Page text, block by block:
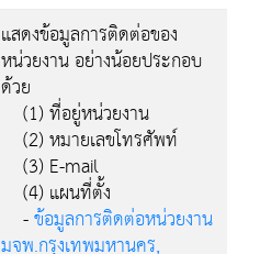
แสดงข้อมูลการติดต่อของ
หน่วยงาน อย่างน้อยประกอบ
ด้วย
(1) ที่อยู่หน่วยงาน
(2) หมายเลขโทรศัพท์
(3) E-mail
(4) แผนที่ตั้ง
-ข้อมูลการติดต่อหน่วยงาน
มจพ.กรุงเทพมหานคร,